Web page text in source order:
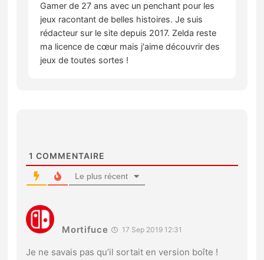
Gamer de 27 ans avec un penchant pour les
jeux racontant de belles histoires. Je suis
rédacteur sur le site depuis 2017. Zelda reste
ma licence de cœur mais j'aime découvrir des
jeux de toutes sortes !
1 COMMENTAIRE
Le plus récent
Mortifuce 17 Sep 2019 12:31
Je ne savais pas qu’il sortait en version boîte !